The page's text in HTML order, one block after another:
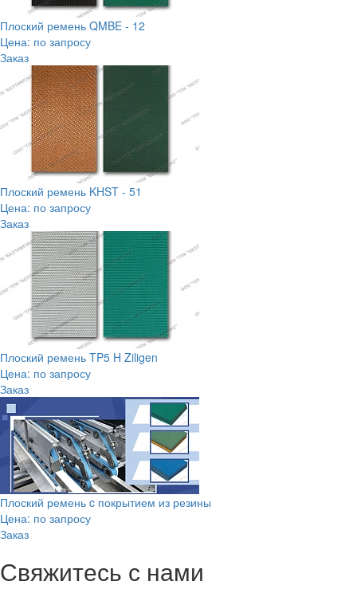
Плоский ремень QMBE - 12
Цена: по запросу
Заказ
Плоский ремень KHST - 51
Цена: по запросу
Заказ
Плоский ремень TP5 H Ziligen
Цена: по запросу
Заказ
Плоский ремень c покрытием из резины
Цена: по запросу
Заказ
Свяжитесь с нами